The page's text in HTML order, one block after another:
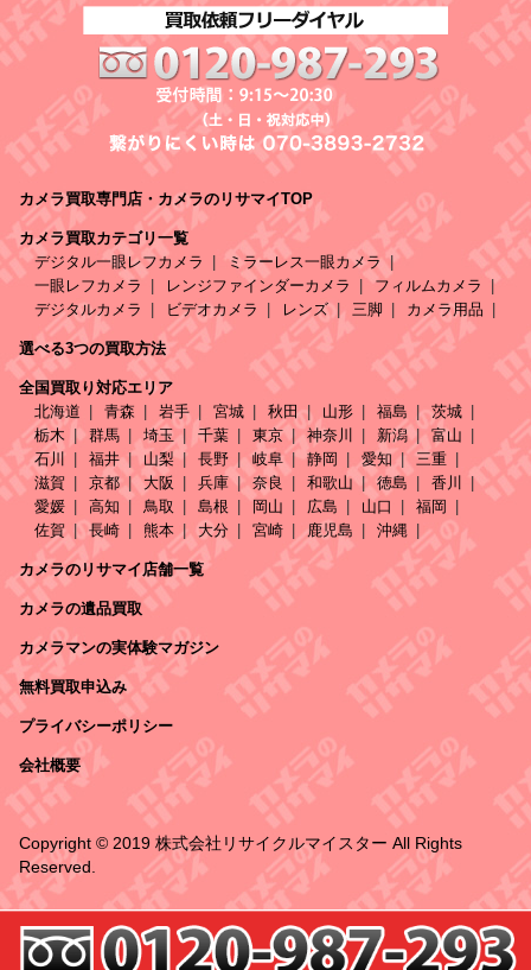
カメラ買取専門店・カメラのリサマイTOP
カメラ買取カテゴリ一覧
デジタル一眼レフカメラ
ミラーレス一眼カメラ
一眼レフカメラ
レンジファインダーカメラ
フィルムカメラ
デジタルカメラ
ビデオカメラ レンズ 三脚 カメラ用品
選べる3つの買取方法
全国買取り対応エリア
北海道
青森 岩手 宮城 秋田 山形 福島
茨城
栃木
群馬 埼玉 千葉 東京 神奈川 新潟
富山
石川
福井 山梨 長野 岐阜 静岡 愛知
三重
滋賀
京都 大阪 兵庫 奈良 和歌山 徳島
香川
愛媛
高知 鳥取 島根 岡山 広島 山口
福岡
佐賀
長崎 熊本 大分 宮崎 鹿児島 沖縄
カメラのリサマイ店舗一覧
カメラの遺品買取
カメラマンの実体験マガジン
無料買取申込み
プライバシーポリシー
会社概要
Copyright © 2019 株式会社リサイクルマイスター All Rights
Reserved.